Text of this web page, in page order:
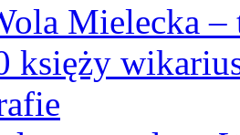
Mielecka
księży